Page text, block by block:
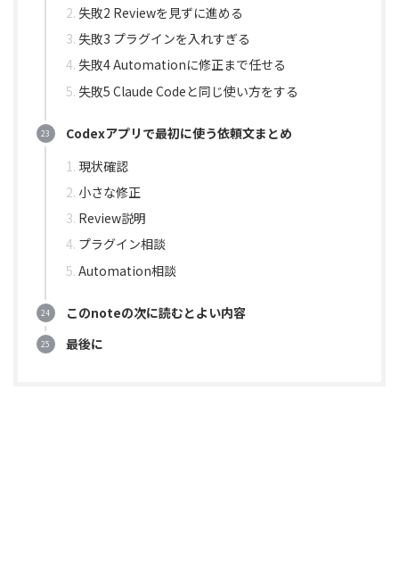
失敗2 Reviewを見ずに進める
失敗3 プラグインを入れすぎる
失敗4 Automationに修正まで任せる
失敗5 Claude Codeと同じ使い方をする
Codexアプリで最初に使う依頼文まとめ
現状確認
小さな修正
Review説明
プラグイン相談
Automation相談
このnoteの次に読むとよい内容
最後に